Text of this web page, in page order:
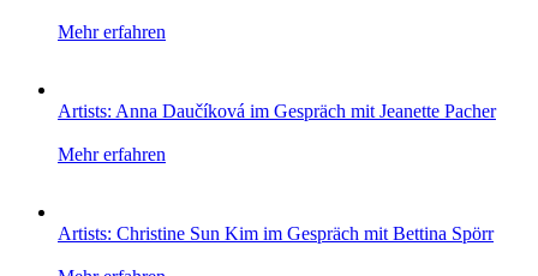
Mehr erfahren
Artists: Anna Daučíková im Gespräch mit Jeanette Pacher
Mehr erfahren
Artists: Christine Sun Kim im Gespräch mit Bettina Spörr